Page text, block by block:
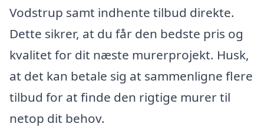
Vodstrup samt indhente tilbud direkte.
Dette sikrer, at du får den bedste pris og
kvalitet for dit næste murerprojekt. Husk,
at det kan betale sig at sammenligne flere
tilbud for at finde den rigtige murer til
netop dit behov.